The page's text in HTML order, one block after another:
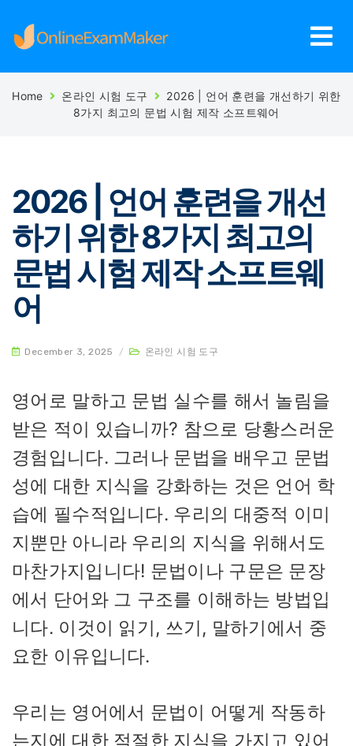
Home 온라인 시험 도구
2026 | 언어 훈련을 개선하기 위한
8가지 최고의 문법 시험 제작 소프트웨어
2026 | 언어 훈련을 개선
하기 위한 8가지 최고의
문법 시험 제작 소프트웨
어
December 3, 2025 / 온라인 시험 도구
영어로 말하고 문법 실수를 해서 놀림을
받은 적이 있습니까? 참으로 당황스러운
경험입니다. 그러나 문법을 배우고 문법
성에 대한 지식을 강화하는 것은 언어 학
습에 필수적입니다. 우리의 대중적 이미
지뿐만 아니라 우리의 지식을 위해서도
마찬가지입니다! 문법이나 구문은 문장
에서 단어와 그 구조를 이해하는 방법입
니다. 이것이 읽기, 쓰기, 말하기에서 중
요한 이유입니다.
우리는 영어에서 문법이 어떻게 작동하
는지에 대한 적절한 지식을 가지고 있어